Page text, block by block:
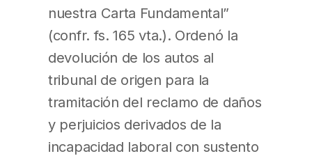
nuestra Carta Fundamental”
(confr. fs. 165 vta.). Ordenó la
devolución de los autos al
tribunal de origen para la
tramitación del reclamo de daños
y perjuicios derivados de la
incapacidad laboral con sustento